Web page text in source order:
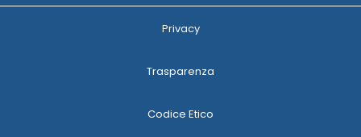
Privacy
Trasparenza
Codice Etico